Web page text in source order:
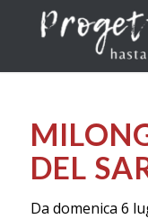
DEL
Da domenica 6